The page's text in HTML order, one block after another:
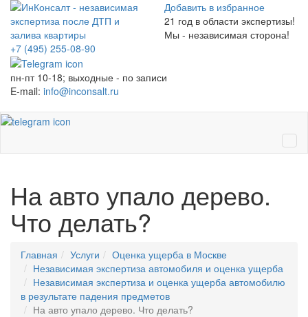
Добавить в избранное
21 год в области экспертизы!
Мы - независимая сторона!
+7 (495) 255-08-90
пн-пт 10-18; выходные - по записи
E-mail: info@inconsalt.ru
На авто упало дерево.
Что делать?
Главная Услуги
Оценка ущерба в Москве
Независимая экспертиза автомобиля и оценка ущерба
Независимая экспертиза и оценка ущерба автомобилю
в результате падения предметов
На авто упало дерево. Что делать?